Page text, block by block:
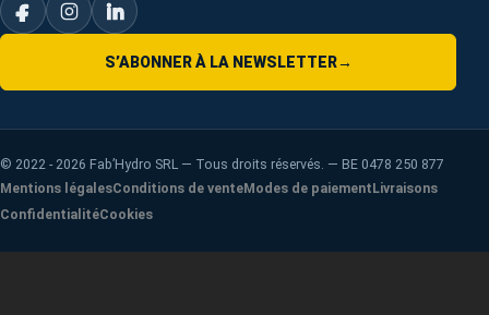
S’ABONNER À LA NEWSLETTER→
© 2022 - 2026 Fab’Hydro SRL — Tous droits réservés. — BE 0478 250 877
Mentions légalesConditions de venteModes de paiementLivraisons
ConfidentialitéCookies